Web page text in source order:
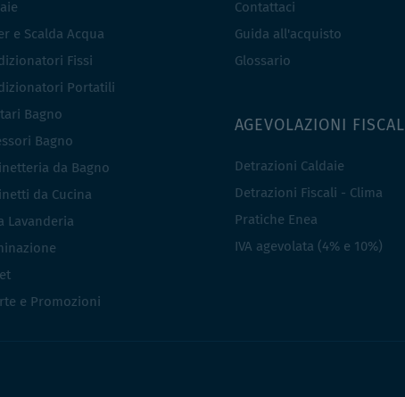
e Scalda Acqua
Fissi
Portatili
Bagno
Bagno
da Bagno
da Cucina
Lavanderia
e Promozioni
Contattaci
Guida all'acquisto
Glossario
AGEVOLAZIONI FISCALI
Detrazioni Caldaie
Detrazioni Fiscali - Clima
Pratiche Enea
IVA agevolata (4% e 10%)